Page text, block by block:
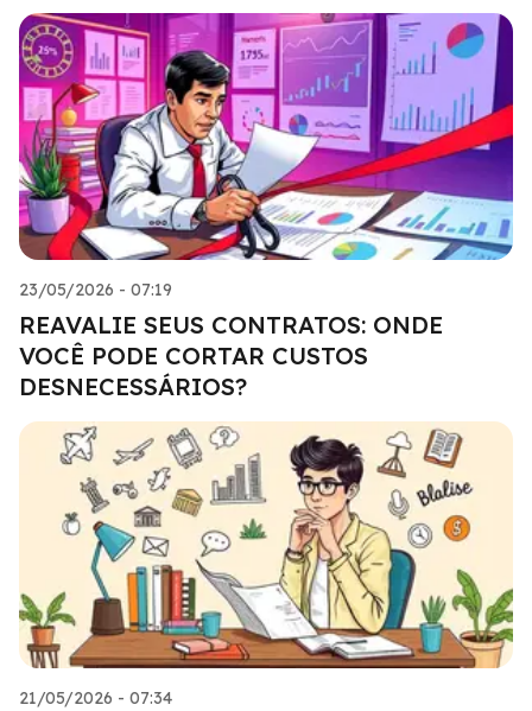
23/05/2026 - 07:19
REAVALIE SEUS CONTRATOS: ONDE
VOCÊ PODE CORTAR CUSTOS
DESNECESSÁRIOS?
21/05/2026 - 07:34